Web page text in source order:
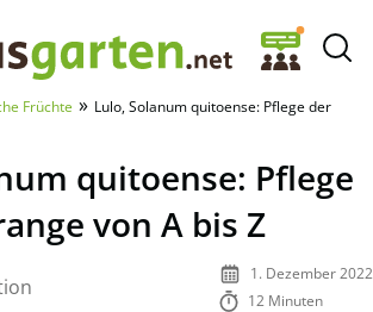
Früchte » Lulo, Solanum quitoense: Pflege der
quitoense: Pflege
von A bis Z
1. Dezember 2022
12 Minuten